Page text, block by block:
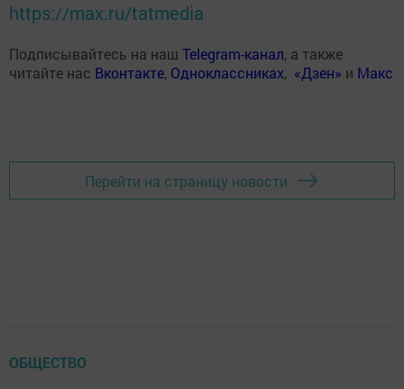
https://max.ru/tatmedia
Подписывайтесь на наш Telegram-канал, а также
читайте нас Вконтакте, Одноклассниках, «Дзен» и Макс
Перейти на страницу новости
ОБЩЕСТВО